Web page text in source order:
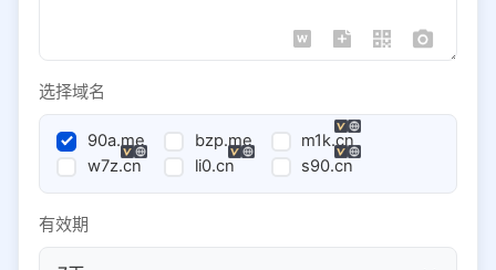
选择域名
90a.me bzp.me
m1k.cn
w7z.cn
li0.cn s90.cn
有效期